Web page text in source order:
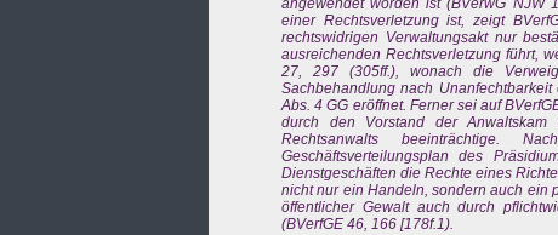
angewendet worden ist (BVerwG NJW
einer Rechtsverletzung ist, zeigt
rechtswidrigen Verwaltungsakt nur
ausreichenden Rechtsverletzung führt,
27, 297 (305ff.), wonach die
Sachbehandlung nach
Abs. 4 GG eröffnet. Ferner sei auf
durch den Vorstand der
Rechtsanwalts beeinträchtige.
Geschäftsverteilungsplan des
Dienstgeschäften die Rechte eines
nicht nur ein Handeln, sondern auch ein
öffentlicher Gewalt auch durch
(BVerfGE 46, 166 [178f.1).